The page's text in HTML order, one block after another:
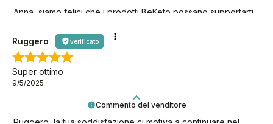
Anna, siamo felici che i prodotti BeKeto possano supportarti
Commento del venditore
Ruggero, la tua soddisfazione ci motiva a continuare nel
Ruggero verificato
Super ottimo
9/5/2025